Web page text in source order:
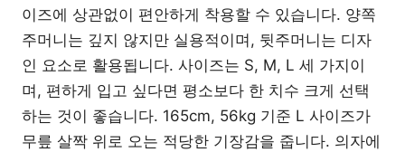
이즈에 상관없이 편안하게 착용할 수 있습니다. 양쪽
주머니는 깊지 않지만 실용적이며, 뒷주머니는 디자
인 요소로 활용됩니다. 사이즈는 S, M, L 세 가지이
며, 편하게 입고 싶다면 평소보다 한 치수 크게 선택
하는 것이 좋습니다. 165cm, 56kg 기준 L 사이즈가
무릎 살짝 위로 오는 적당한 기장감을 줍니다. 의자에